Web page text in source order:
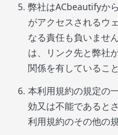
弊社はACbeautifyか
がアクセスされるウ
なる責任も負いませ
は、リンク先と弊社
関係を有しているこ
本利用規約の規定の
効又は不能であると
利用規約のその他の